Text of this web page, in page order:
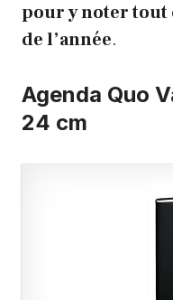
pour y noter tout
de l’année.
Agenda Quo
24 cm